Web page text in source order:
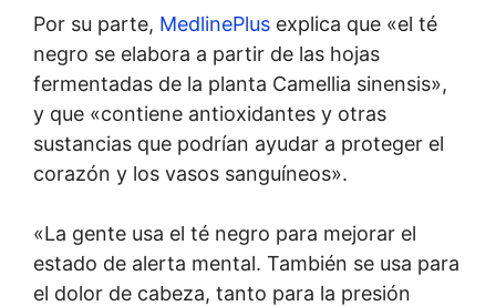
Por su parte, MedlinePlus explica que «el té
negro se elabora a partir de las hojas
fermentadas de la planta Camellia sinensis»,
y que «contiene antioxidantes y otras
sustancias que podrían ayudar a proteger el
corazón y los vasos sanguíneos».
«La gente usa el té negro para mejorar el
estado de alerta mental. También se usa para
el dolor de cabeza, tanto para la presión